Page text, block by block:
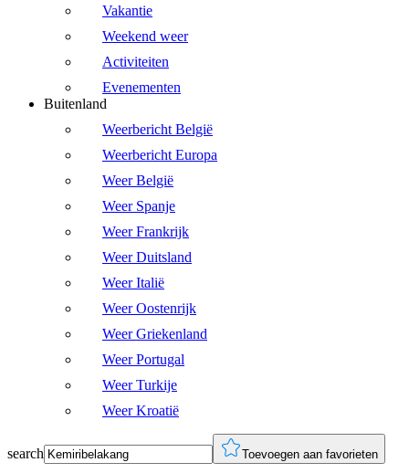
Vakantie
Weekend weer
Activiteiten
Evenementen
Buitenland
Weerbericht België
Weerbericht Europa
Weer België
Weer Spanje
Weer Frankrijk
Weer Duitsland
Weer Italië
Weer Oostenrijk
Weer Griekenland
Weer Portugal
Weer Turkije
Weer Kroatië
search Toevoegen aan favorieten